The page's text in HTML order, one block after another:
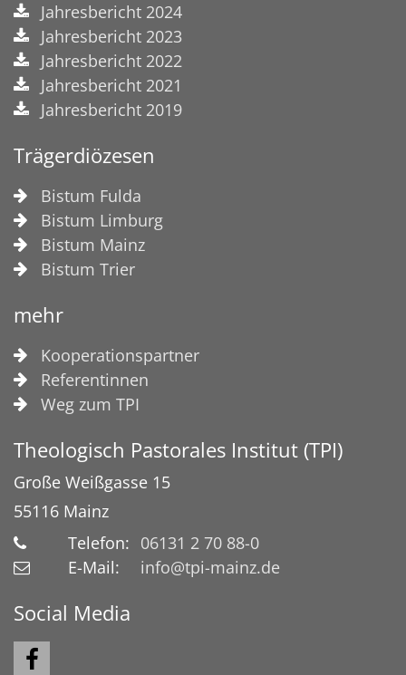
Jahresbericht 2024
Jahresbericht 2023
Jahresbericht 2022
Jahresbericht 2021
Jahresbericht 2019
Trägerdiözesen
Bistum Fulda
Bistum Limburg
Bistum Mainz
Bistum Trier
mehr
Kooperationspartner
Referentinnen
Weg zum TPI
Theologisch Pastorales Institut (TPI)
Große Weißgasse 15
55116 Mainz
Telefon: 06131 2 70 88-0
E-Mail:
info@tpi-mainz.de
Social Media